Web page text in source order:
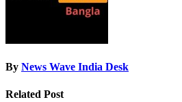
By News Wave India Desk
Related Post